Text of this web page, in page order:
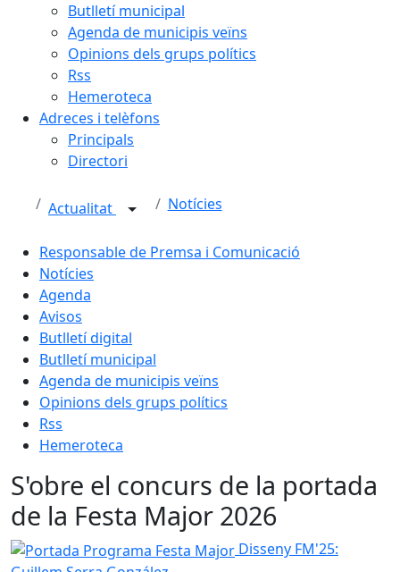
Butlletí municipal
Agenda de municipis veïns
Opinions dels grups polítics
Rss
Hemeroteca
Adreces i telèfons
Principals
Directori
Actualitat Notícies
Responsable de Premsa i Comunicació
Notícies
Agenda
Avisos
Butlletí digital
Butlletí municipal
Agenda de municipis veïns
Opinions dels grups polítics
Rss
Hemeroteca
S'obre el concurs de la portada
de la Festa Major 2026
Portada Programa Festa Major
Disseny FM'25: